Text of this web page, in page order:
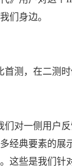
们身边。
测，在二测时
对一侧用户反
经典要素的展
这些是我们针